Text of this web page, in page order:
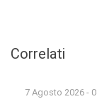
Correlati
7 Agosto 2026 -